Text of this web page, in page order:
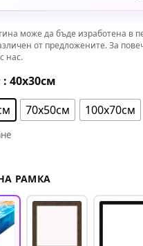
може да бъде изработена в
от предложените. За
нас.
: 40х30см
70х50см 100х70см
РАМКА